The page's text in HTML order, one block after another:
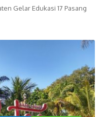
Gelar Edukasi 17 Pasang